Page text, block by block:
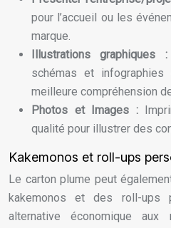
pour l’accueil ou les
marque.
Illustrations
schémas et
meilleure compréhension
Photos et Images :
qualité pour illustrer des
Kakemonos et roll-ups
Le carton plume peut
kakemonos et des roll-ups
alternative économique aux